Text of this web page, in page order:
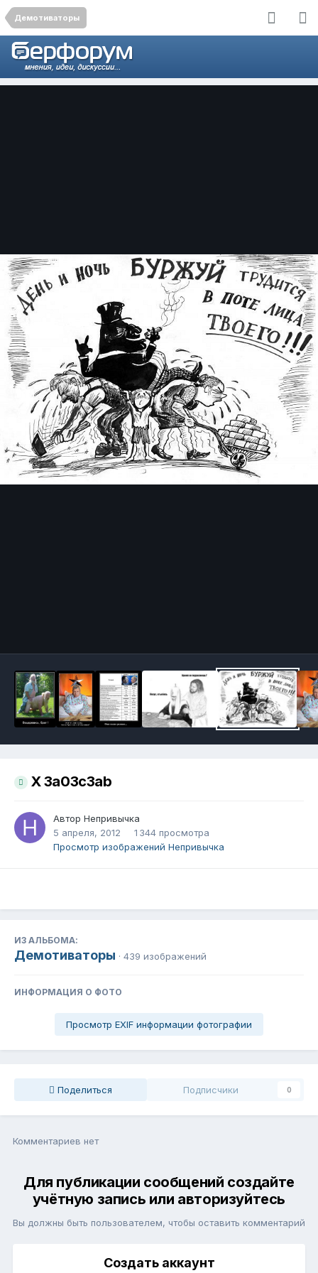
Демотиваторы
X 3a03c3ab
Автор Непривычка
5 апреля, 2012
1 344 просмотра
Просмотр изображений Непривычка
ИЗ АЛЬБОМА:
Демотиваторы · 439 изображений
ИНФОРМАЦИЯ О ФОТО
Просмотр EXIF информации фотографии
Поделиться Подписчики 0
Комментариев нет
Для публикации сообщений создайте
учётную запись или авторизуйтесь
Вы должны быть пользователем, чтобы оставить комментарий
Создать аккаунт